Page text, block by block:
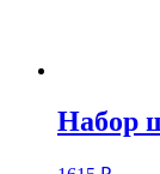
Набор